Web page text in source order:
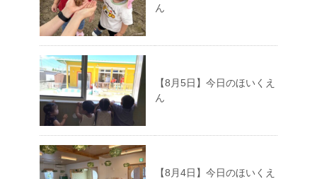
ん
【8月5日】今日のほいくえ
ん
【8月4日】今日のほいくえ